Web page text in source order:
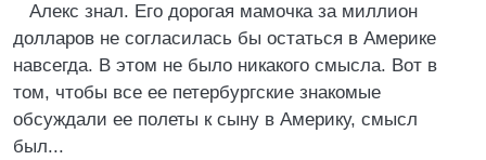
Алекс знал. Его дорогая мамочка за миллион
долларов не согласилась бы остаться в Америке
навсегда. В этом не было никакого смысла. Вот в
том, чтобы все ее петербургские знакомые
обсуждали ее полеты к сыну в Америку, смысл
был...